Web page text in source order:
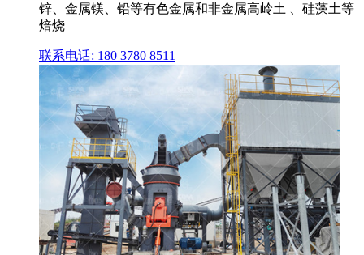
锌、金属镁、铅等有色金属和非金属高岭土 、硅藻土等
焙烧
联系电话: 180 3780 8511